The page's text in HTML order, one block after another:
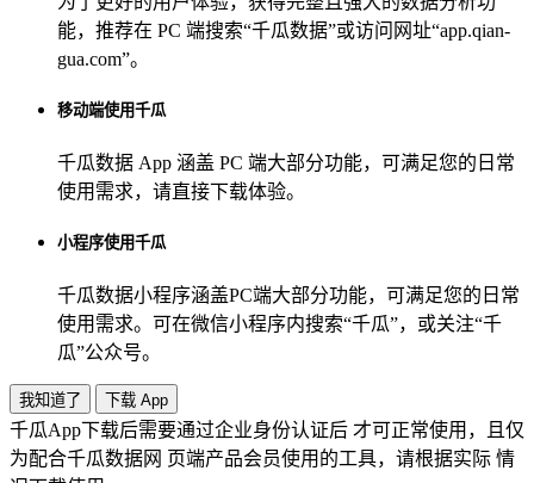
能，推荐在 PC 端搜索“千瓜数据”或访问网址“app.qian-
gua.com”。
移动端使用千瓜
千瓜数据 App 涵盖 PC 端大部分功能，可满足您的日常
使用需求，请直接下载体验。
小程序使用千瓜
千瓜数据小程序涵盖PC端大部分功能，可满足您的日常
使用需求。可在微信小程序内搜索“千瓜”，或关注“千
瓜”公众号。
我知道了 下载 App
千瓜App下载后需要通过企业身份认证后 才可正常使用，且仅
为配合千瓜数据网 页端产品会员使用的工具，请根据实际 情